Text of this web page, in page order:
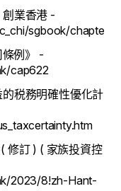
業香港 -
sgbook/
例》 -
cap622
税務明確性優化計
修訂 ) ( 家族投資控
2023/8!zh-Hant-